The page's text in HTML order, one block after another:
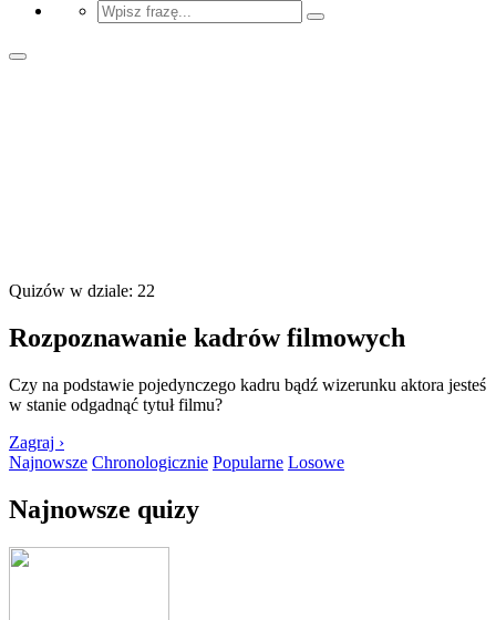
Quizów w dziale: 22
Rozpoznawanie kadrów filmowych
Czy na podstawie pojedynczego kadru bądź wizerunku aktora jesteś
w stanie odgadnąć tytuł filmu?
Zagraj ›
Najnowsze Chronologicznie Popularne Losowe
Najnowsze quizy